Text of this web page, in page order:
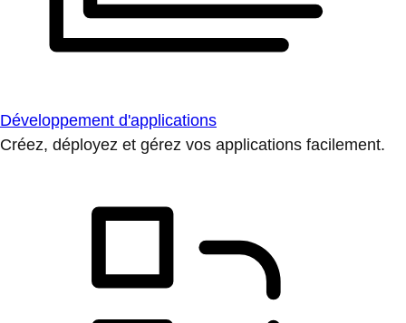
Développement d'applications
Créez, déployez et gérez vos applications facilement.